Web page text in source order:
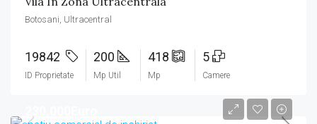
Botosani, Ultracentral
19842
ID Proprietate
200
Mp Util
418
Mp
5
Camere